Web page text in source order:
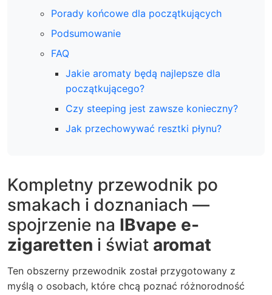
Porady końcowe dla początkujących
Podsumowanie
FAQ
Jakie aromaty będą najlepsze dla
początkującego?
Czy steeping jest zawsze konieczny?
Jak przechowywać resztki płynu?
Kompletny przewodnik po
smakach i doznaniach —
spojrzenie na IBvape e-
zigaretten i świat aromat
Ten obszerny przewodnik został przygotowany z
myślą o osobach, które chcą poznać różnorodność